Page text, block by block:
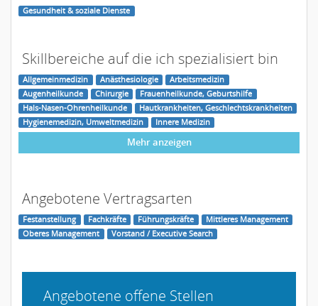
Gesundheit & soziale Dienste
Skillbereiche auf die ich spezialisiert bin
Allgemeinmedizin Anästhesiologie
Arbeitsmedizin
Augenheilkunde
Chirurgie
Frauenheilkunde, Geburtshilfe
Hals-Nasen-Ohrenheilkunde
Hautkrankheiten, Geschlechtskrankheiten
Hygienemedizin, Umweltmedizin
Innere Medizin
Mehr anzeigen
Angebotene Vertragsarten
Festanstellung Fachkräfte Führungskräfte
Mittleres Management
Oberes Management
Vorstand / Executive Search
Angebotene offene Stellen